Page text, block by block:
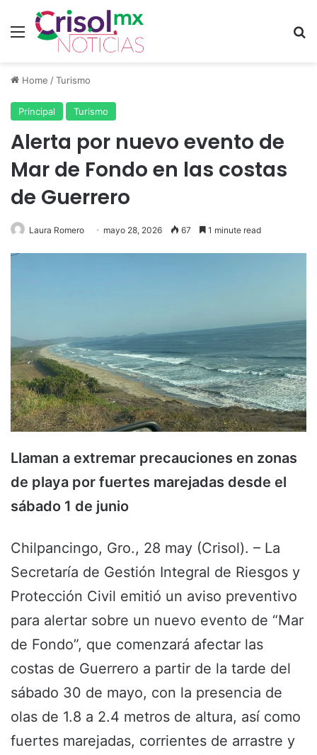
Menu
Home /Turismo
Principal Turismo
Alerta por nuevo evento de
Mar de Fondo en las costas
de Guerrero
Laura Romero mayo 28, 2026 67 1 minute read
Llaman a extremar precauciones en zonas
de playa por fuertes marejadas desde el
sábado 1 de junio
Chilpancingo, Gro., 28 may (Crisol). – La
Secretaría de Gestión Integral de Riesgos y
Protección Civil emitió un aviso preventivo
para alertar sobre un nuevo evento de “Mar
de Fondo”, que comenzará afectar las
costas de Guerrero a partir de la tarde del
sábado 30 de mayo, con la presencia de
olas de 1.8 a 2.4 metros de altura, así como
fuertes marejadas, corrientes de arrastre y